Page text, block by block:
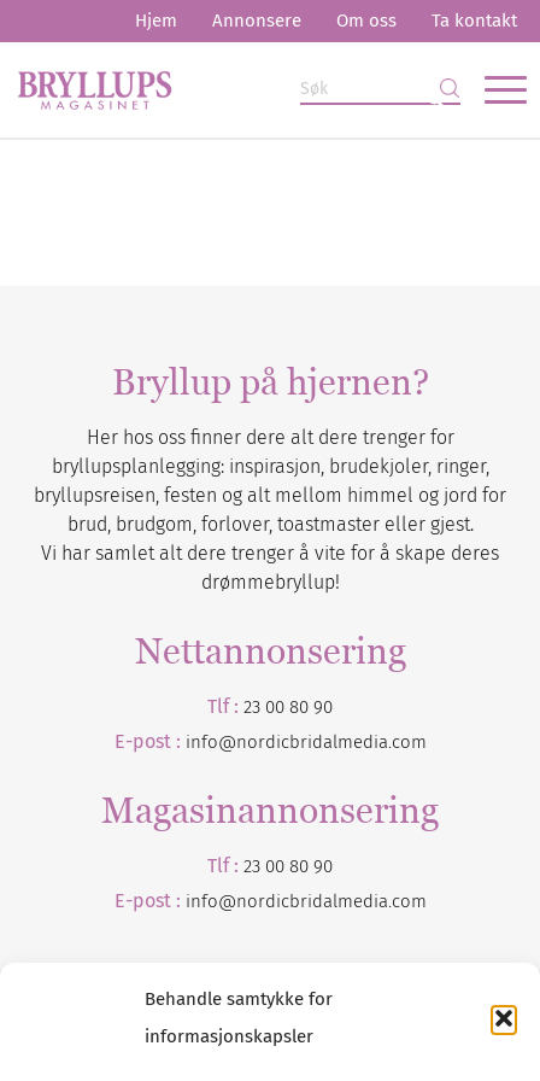
Behandle samtykke for
informasjonskapsler
Hjem Annonsere Om oss Ta kontakt
Bryllup på hjernen?
Her hos oss finner dere alt dere trenger for
bryllupsplanlegging: inspirasjon, brudekjoler, ringer,
bryllupsreisen, festen og alt mellom himmel og jord for
brud, brudgom, forlover, toastmaster eller gjest.
Vi har samlet alt dere trenger å vite for å skape deres
drømmebryllup!
Nettannonsering
Tlf : 23 00 80 90
E-post : info@nordicbridalmedia.com
Magasinannonsering
Tlf : 23 00 80 90
E-post : info@nordicbridalmedia.com